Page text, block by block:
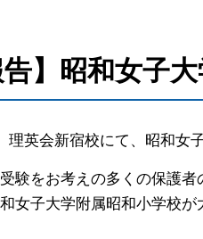
告】昭和女子
理英会新宿校にて、昭和女
験をお考えの多くの保護者
女子大学附属昭和小学校